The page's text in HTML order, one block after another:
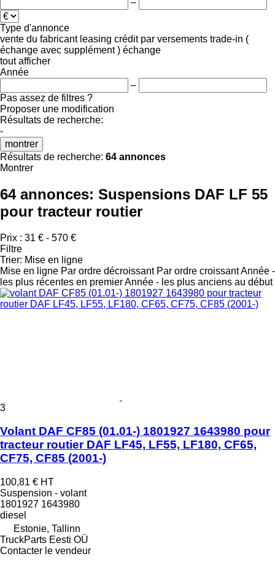
Type d'annonce
vente du fabricant leasing crédit par versements trade-in (
échange avec supplément ) échange
tout afficher
Année
–
Pas assez de filtres ?
Proposer une modification
Résultats de recherche:
-
montrer
Résultats de recherche: 64 annonces
Montrer
64 annonces: Suspensions DAF LF 55
pour tracteur routier
Prix : 31 € - 570 €
Filtre
Trier: Mise en ligne
Mise en ligne Par ordre décroissant Par ordre croissantAnnée -
les plus récentes en premierAnnée - les plus anciens au début
3
Volant DAF CF85 (01.01-) 1801927 1643980 pour
tracteur routier DAF LF45, LF55, LF180, CF65,
CF75, CF85 (2001-)
100,81 € HT
Suspension - volant
1801927 1643980
diesel
Estonie, Tallinn
TruckParts Eesti OÜ
Contacter le vendeur